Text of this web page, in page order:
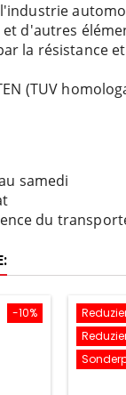
d'autres
la résistance
(TUV
samedi
du
-10%